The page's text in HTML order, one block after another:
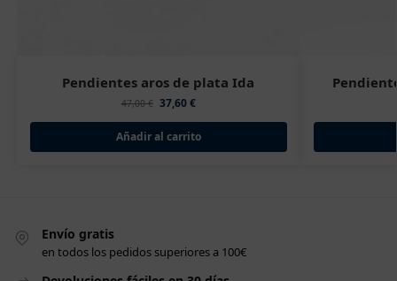
Pendientes aros de plata Ida
47,00€ 37,60€
Añadir al carrito
Envío gratis
en todos los pedidos superiores a 100€